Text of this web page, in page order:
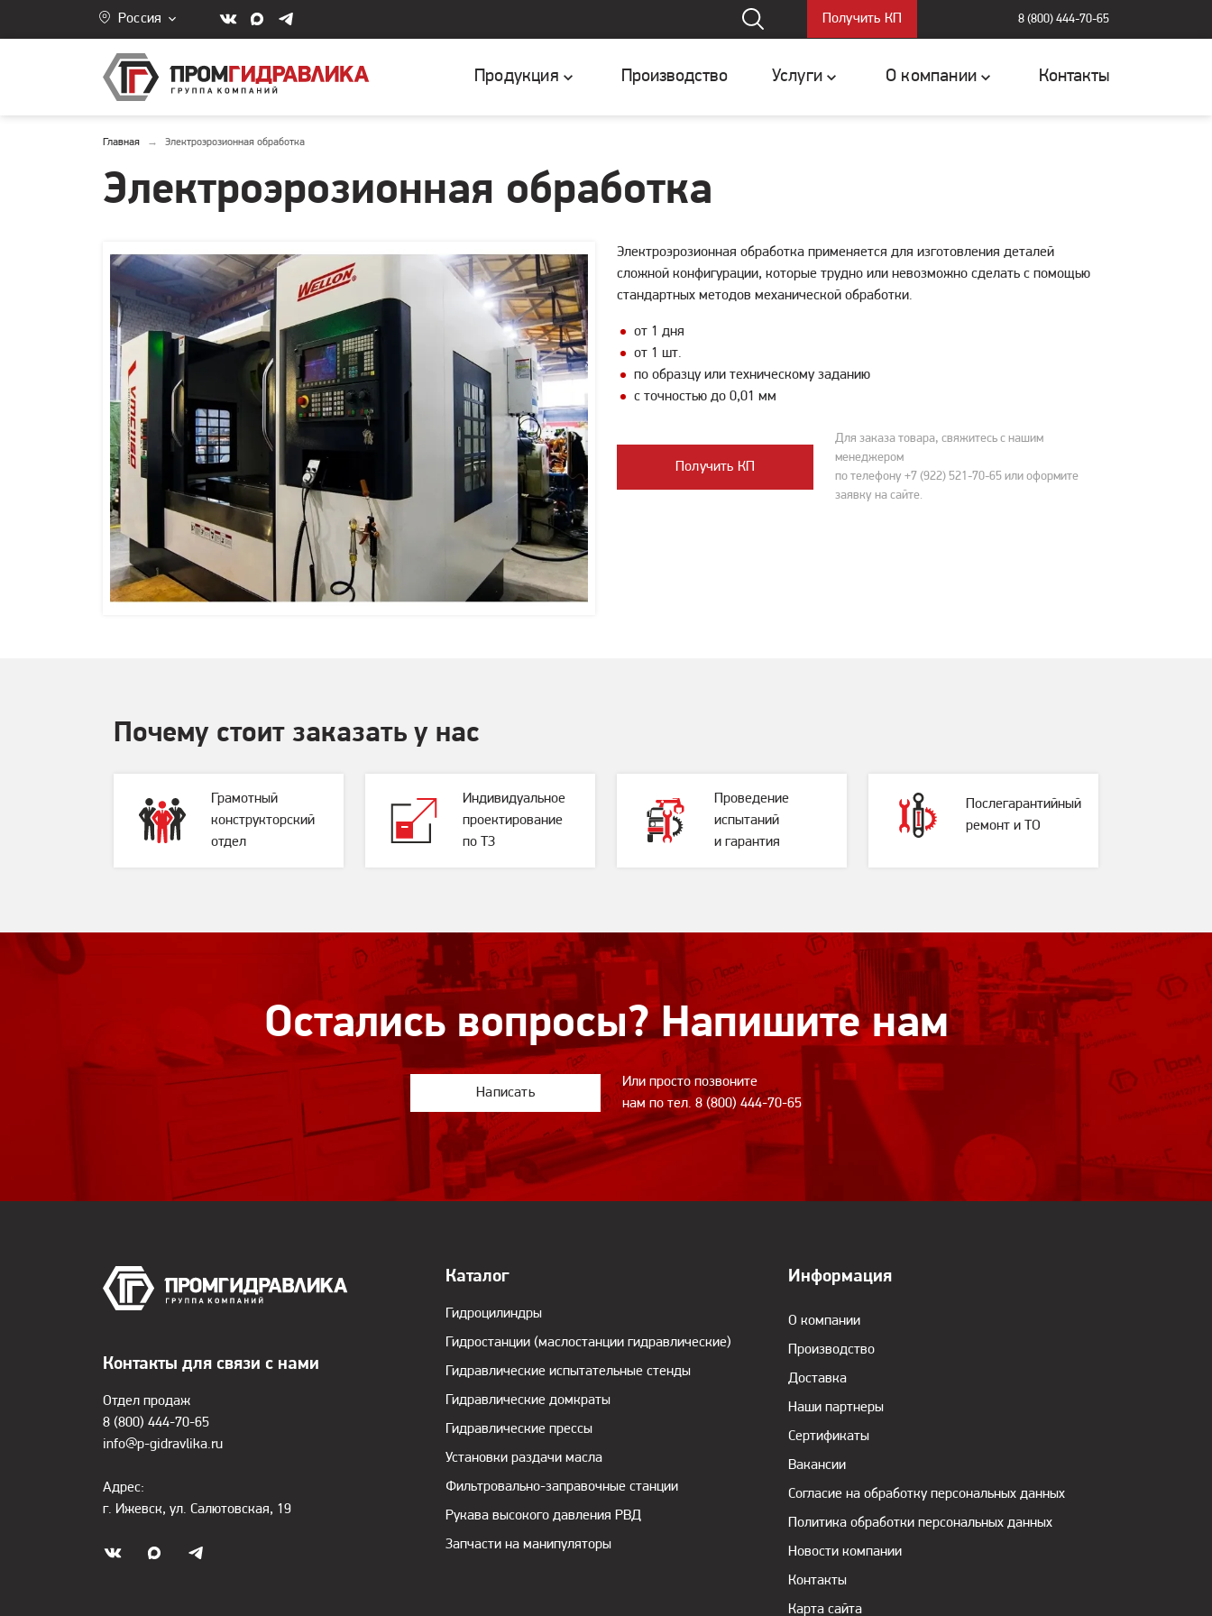
Россия Получить КП 8 (800) 444-70-65
Продукция Производство Услуги О компании Контакты
Главная Электроэрозионная обработка
Электроэрозионная обработка
Электроэрозионная обработка применяется для изготовления деталей
сложной конфигурации, которые трудно или невозможно сделать с помощью
стандартных методов механической обработки.
от 1 дня
от 1 шт.
по образцу или техническому заданию
с точностью до 0,01 мм
Получить КП
Для заказа товара, свяжитесь с нашим
менеджером
по телефону+7 (922) 521-70-65 или оформите
заявку на сайте.
Почему стоит заказать у нас
Грамотный
конструкторский
отдел
Индивидуальное
проектирование
по ТЗ
Проведение
испытаний
и гарантия
Послегарантийный
ремонт и ТО
Остались вопросы? Напишите нам
Написать
Или просто позвоните
нам по тел. 8 (800) 444-70-65
Контакты для связи с нами
Отдел продаж
8 (800) 444-70-65
info@p-gidravlika.ru
Адрес:
г. Ижевск, ул. Салютовская, 19
Каталог
Гидроцилиндры
Гидростанции (маслостанции гидравлические)
Гидравлические испытательные стенды
Гидравлические домкраты
Гидравлические прессы
Установки раздачи масла
Фильтровально-заправочные станции
Рукава высокого давления РВД
Запчасти на манипуляторы
Информация
О компании
Производство
Доставка
Наши партнеры
Сертификаты
Вакансии
Согласие на обработку персональных данных
Политика обработки персональных данных
Новости компании
Контакты
Карта сайта